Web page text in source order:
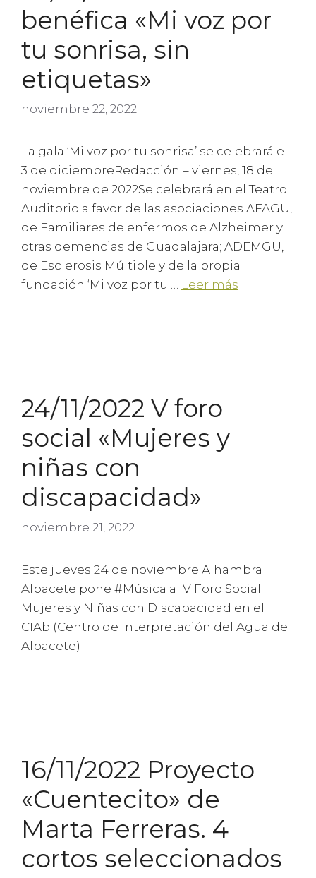
benéfica «Mi voz por
tu sonrisa, sin
etiquetas»
noviembre 22, 2022
La gala ‘Mi voz por tu sonrisa’ se celebrará el
3 de diciembreRedacción – viernes, 18 de
noviembre de 2022Se celebrará en el Teatro
Auditorio a favor de las asociaciones AFAGU,
de Familiares de enfermos de Alzheimer y
otras demencias de Guadalajara; ADEMGU,
de Esclerosis Múltiple y de la propia
fundación ‘Mi voz por tu … Leer más
24/11/2022 V foro
social «Mujeres y
niñas con
discapacidad»
noviembre 21, 2022
Este jueves 24 de noviembre Alhambra
Albacete pone #Música al V Foro Social
Mujeres y Niñas con Discapacidad en el
CIAb (Centro de Interpretación del Agua de
Albacete)
16/11/2022 Proyecto
«Cuentecito» de
Marta Ferreras. 4
cortos seleccionados